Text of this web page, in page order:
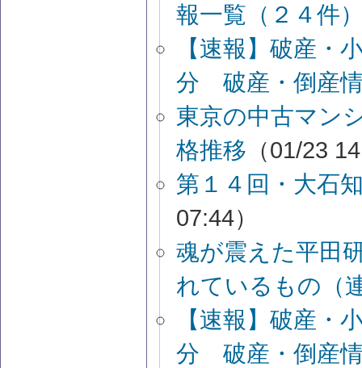
報一覧（２４件
【速報】破産
分 破産・倒産
東京の中古マン
格推移 （01/23
第１４回・大石
07:44）
魂が震えた平田
れているもの（
【速報】破産
分 破産・倒産